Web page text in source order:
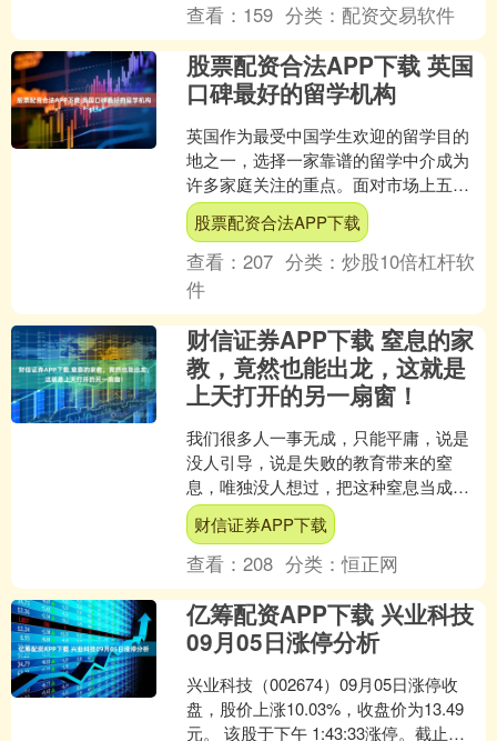
查看： 159 分类： 配资交易软件
股票配资合法APP下载 英国
口碑最好的留学机构
英国作为最受中国学生欢迎的留学目的
地之一，选择一家靠谱的留学中介成为
许多家庭关注的重点。面对市场上五花
八门的服务机构，很多同学容易陷入选
择困难。一家好的留学中介....
股票配资合法APP下载
查看：207 分类：炒股10倍杠杆软
件
财信证券APP下载 窒息的家
教，竟然也能出龙，这就是
上天打开的另一扇窗！
我们很多人一事无成，只能平庸，说是
没人引导，说是失败的教育带来的窒
息，唯独没人想过，把这种窒息当成走
向成功的保护伞，只是心安理得的甘于
平庸。 曾国藩都知道，晚清....
财信证券APP下载
查看：208 分类：恒正网
亿筹配资APP下载 兴业科技
09月05日涨停分析
兴业科技（002674）09月05日涨停收
盘，股价上涨10.03%，收盘价为13.49
元。 该股于下午 1:43:33涨停。截止